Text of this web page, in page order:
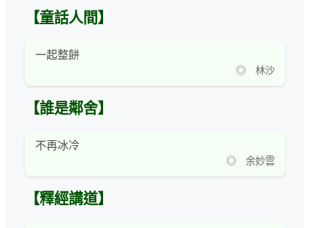
【童話人間】
一起整餅
◎ 林沙
【誰是鄰舍】
不再冰冷
◎ 余妙雲
【釋經講道】